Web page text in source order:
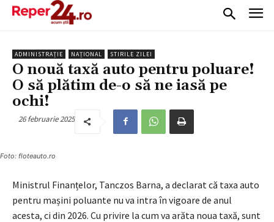
ADMINISTRAȚIE NAȚIONAL STIRILE ZILEI
O nouă taxă auto pentru poluare!
O să plătim de-o să ne iasă pe
ochi!
26 februarie 2025
Foto: floteauto.ro
Ministrul Finanțelor, Tanczos Barna, a declarat că taxa auto
pentru mașini poluante nu va intra în vigoare de anul
acesta, ci din 2026. Cu privire la cum va arăta noua taxă, sunt